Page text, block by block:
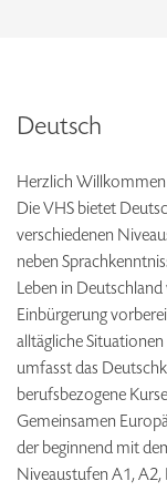
Deutsch
Herzlich
Die VHS bietet
verschiedenen
neben
Leben in
Einbürgerung
alltägliche
umfasst das
berufsbezogene
Gemeinsamen
der beginnend mit
Niveaustufen A1, A2,